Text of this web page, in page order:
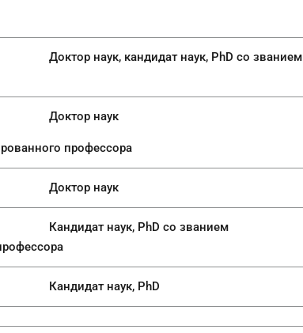
кандидат наук, PhD со званием
наук
профессора
наук
PhD со званием
наук, PhD